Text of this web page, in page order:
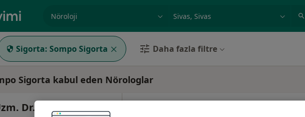
Sigorta: Sompo Sigorta Daha fazla filtre
Sigorta kabul eden Nörologlar
Dr. Yaşar Alpaslan